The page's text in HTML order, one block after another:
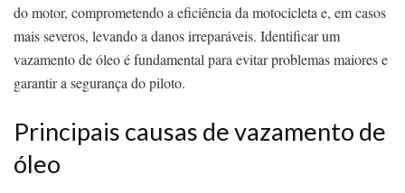
do motor, comprometendo a eficiência da motocicleta e, em casos
mais severos, levando a danos irreparáveis. Identificar um
vazamento de óleo é fundamental para evitar problemas maiores e
garantir a segurança do piloto.
Principais causas de vazamento de
óleo